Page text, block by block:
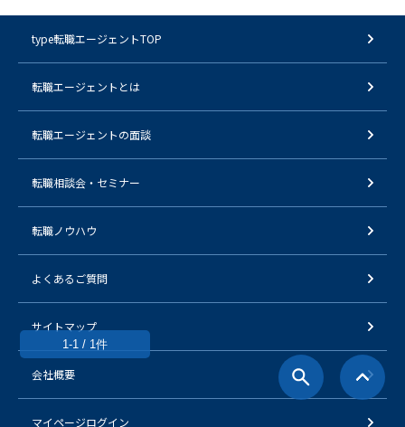
1-1 / 1件
type転職エージェントTOP
転職エージェントとは
転職エージェントの面談
転職相談会・セミナー
転職ノウハウ
よくあるご質問
サイトマップ
会社概要
マイページログイン